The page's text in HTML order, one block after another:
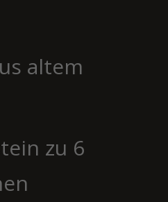
altem
zu 6